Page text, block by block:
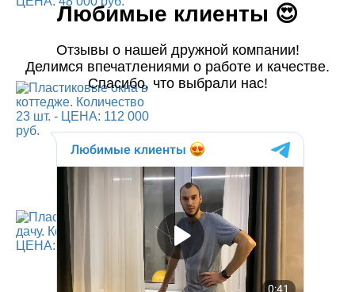
Любимые клиенты 😍
Отзывы о нашей дружной компании!
Делимся впечатлениями о работе и качестве.
Спасибо, что выбрали нас!